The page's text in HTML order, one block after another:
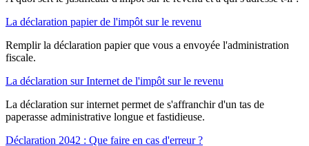
La déclaration papier de l'impôt sur le revenu
Remplir la déclaration papier que vous a envoyée l'administration
fiscale.
La déclaration sur Internet de l'impôt sur le revenu
La déclaration sur internet permet de s'affranchir d'un tas de
paperasse administrative longue et fastidieuse.
Déclaration 2042 : Que faire en cas d'erreur ?